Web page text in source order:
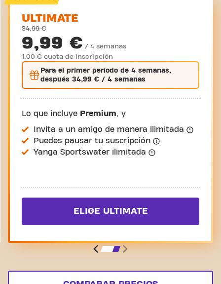
ULTIMATE
34,99 €
9,99 € / 4 semanas
1,00 € cuota de inscripción
Para el primerperíodo de 4 semanas,
después 34,99 € / 4 semanas
Lo que incluye Premium, y
Invita a un amigo de manera ilimitada
Puedes pausar tu suscripción
Yanga Sportswater ilimitada
ELIGE ULTIMATE